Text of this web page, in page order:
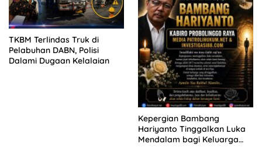
TKBM Terlindas Truk di
Pelabuhan DABN, Polisi
Dalami Dugaan Kelalaian
Kepergian Bambang
Hariyanto Tinggalkan Luka
Mendalam bagi Keluarga